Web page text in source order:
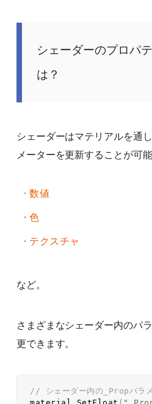
シェーダーのプロパ
は？
シェーダーはマテリアルを通
メーターを更新することが可能
数値
色
テクスチャ
など。
さまざまなシェーダー内のパ
更できます。
// シェーダー内の_Propパラ